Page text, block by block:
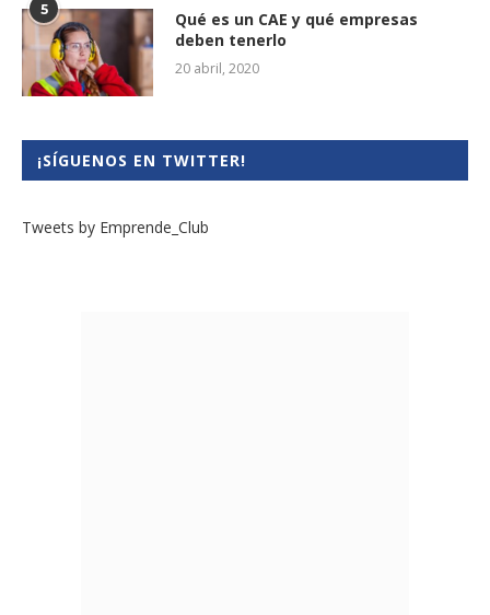
5
Qué es un CAE y qué empresas
deben tenerlo
20 abril, 2020
¡SÍGUENOS EN TWITTER!
Tweets by Emprende_Club